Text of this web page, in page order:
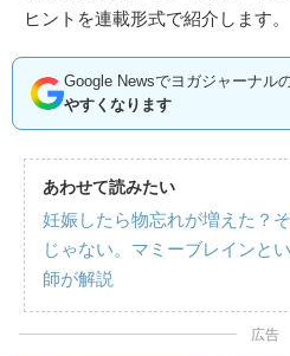
ヒントを連載形式で紹介します。
Google Newsでヨガジャーナル
やすくなります
あわせて読みたい
妊娠したら物忘れが増えた？
じゃない。マミーブレインと
師が解説
広告